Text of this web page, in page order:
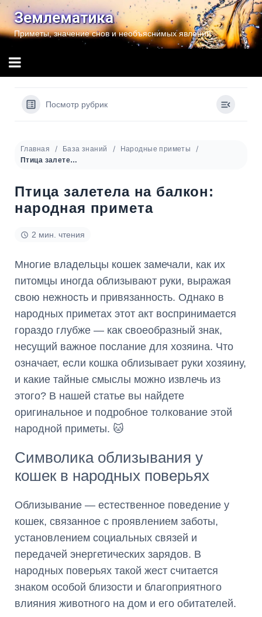
Перейти
содержимому
Землематика
Приметы, значение снов и необъяснимых явлений
Посмотр рубрик
Главная База знаний
Народные приметы
Птица залетела на балкон: народная примета
Птица залетела на балкон:
народная примета
2 мин. чтения
Многие владельцы кошек замечали, как их
питомцы иногда облизывают руки, выражая
свою нежность и привязанность. Однако в
народных приметах этот акт воспринимается
гораздо глубже — как своеобразный знак,
несущий важное послание для хозяина. Что
означает, если кошка облизывает руки хозяину,
и какие тайные смыслы можно извлечь из
этого? В нашей статье вы найдете
оригинальное и подробное толкование этой
народной приметы. 🐱
Символика облизывания у
кошек в народных поверьях
Облизывание — естественное поведение у
кошек, связанное с проявлением заботы,
установлением социальных связей и
передачей энергетических зарядов. В
народных поверьях такой жест считается
знаком особой близости и благоприятного
влияния животного на дом и его обитателей.